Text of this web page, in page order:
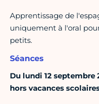
Apprentissage de
uniquement à l'oral
petits.
Séances
Du lundi 12 septembre
hors vacances